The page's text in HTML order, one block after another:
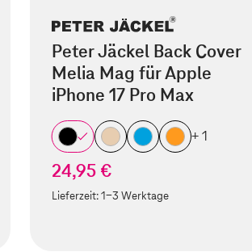
Peter Jäckel Back Cover
Melia Mag für Apple
iPhone 17 Pro Max
+ 1
24,95 €
Lieferzeit:1-3 Werktage